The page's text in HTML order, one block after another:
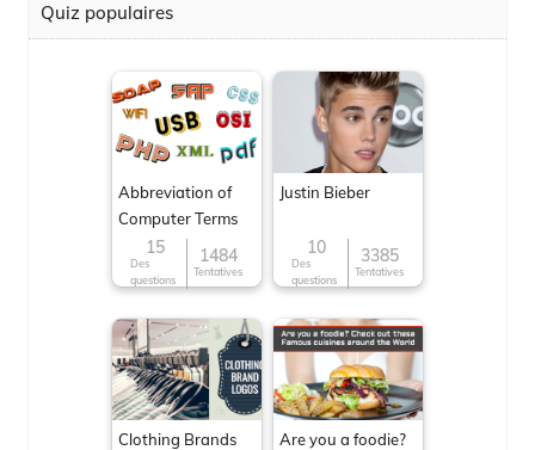
Quiz populaires
Abbreviation of
Computer Terms
15
Des
questions
1484
Tentatives
Justin Bieber
10
Des
questions
3385
Tentatives
Clothing Brands
Are you a foodie?